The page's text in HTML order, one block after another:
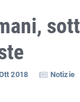
2018 Notizie